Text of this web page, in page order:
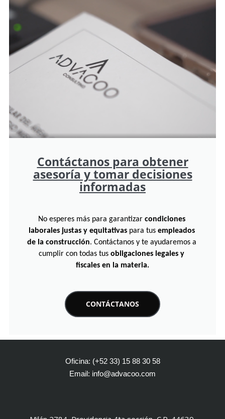
Contáctanos para obtener
asesoría y tomar decisiones
informadas
No esperes más para garantizar condiciones
laborales justas y equitativas para tus empleados
de la construcción. Contáctanos y te ayudaremos a
cumplir con todas tus obligaciones legales y
fiscales en la materia.
CONTÁCTANOS
Oficina: (+52 33) 15 88 30 58
Email: info@advacoo.com